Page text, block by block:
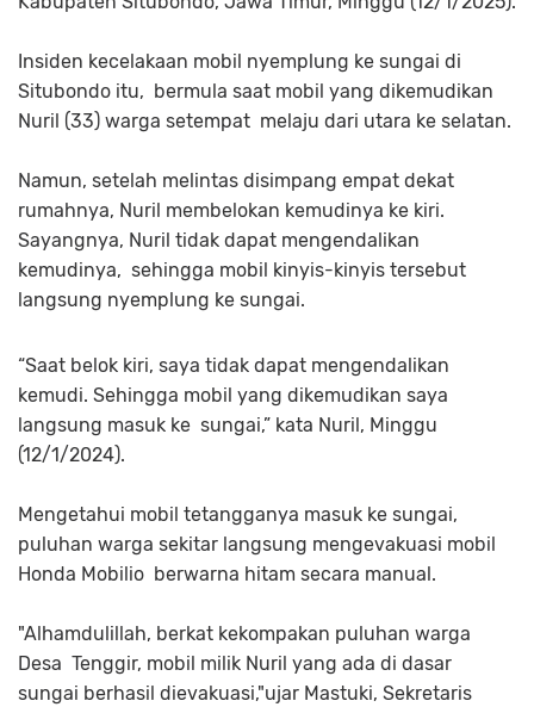
Insiden kecelakaan mobil nyemplung ke sungai di
Situbondo itu, bermula saat mobil yang dikemudikan
Nuril (33) warga setempat melaju dari utara ke selatan.
Namun, setelah melintas disimpang empat dekat
rumahnya, Nuril membelokan kemudinya ke kiri.
Sayangnya, Nuril tidak dapat mengendalikan
kemudinya, sehingga mobil kinyis-kinyis tersebut
langsung nyemplung ke sungai.
“Saat belok kiri, saya tidak dapat mengendalikan
kemudi. Sehingga mobil yang dikemudikan saya
langsung masuk ke sungai,” kata Nuril, Minggu
(12/1/2024).
Mengetahui mobil tetangganya masuk ke sungai,
puluhan warga sekitar langsung mengevakuasi mobil
Honda Mobilio berwarna hitam secara manual.
"Alhamdulillah, berkat kekompakan puluhan warga
Desa Tenggir, mobil milik Nuril yang ada di dasar
sungai berhasil dievakuasi,"ujar Mastuki, Sekretaris